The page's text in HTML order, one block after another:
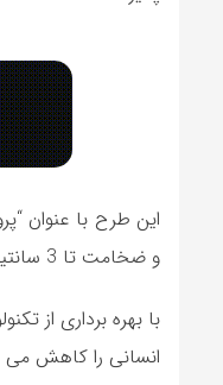
و ضخامت تا 3 سانتیمتر در نظر گرفته شده است. ظرفیت اسمی تولید این محصولات برابر با 3,000,000 مترمربع است.
با بهره برداری از
انسانی را کاهش می